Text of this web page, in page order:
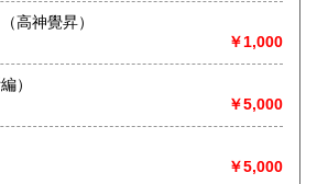
密教概論 改訂増補 （高神覺昇）
￥1,000
祈編）
￥5,000
￥5,000